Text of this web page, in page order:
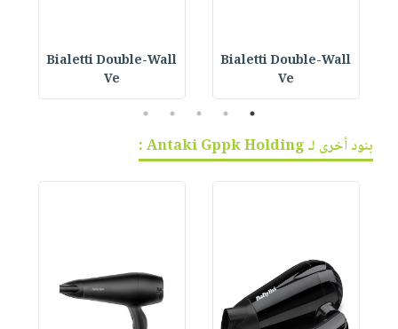
Bialetti Double-Wall
Ve
Bialetti Double-Wall
Ve
1
2
3
4
5
بنود أخرى لـ Antaki Gppk Holding :